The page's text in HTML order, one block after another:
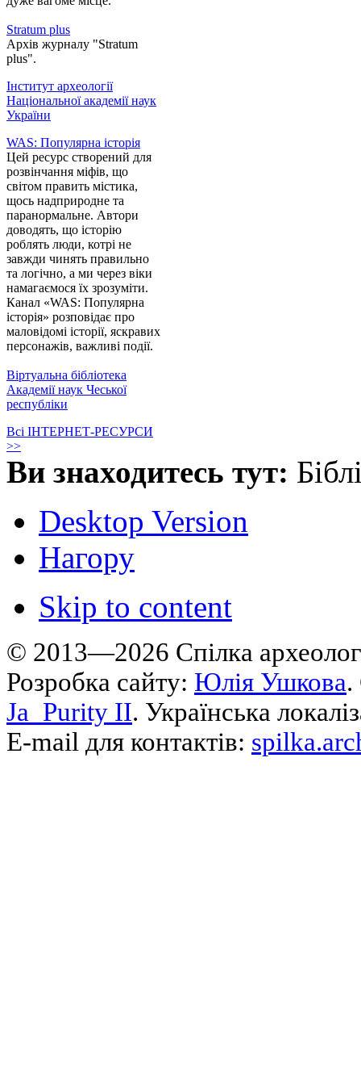
Stratum plus
Архів журналу "Stratum
plus".
Інститут археології
Національної академії наук
України
WAS: Популярна історія
Цей ресурс створений для
розвінчання міфів, що
світом править містика,
щось надприродне та
паранормальне. Автори
доводять, що історію
роблять люди, котрі не
завжди чинять правильно
та логічно, а ми через віки
намагаємося їх зрозуміти.
Канал «WAS: Популярна
історія» розповідає про
маловідомі історії, яскравих
персонажів, важливі події.
Віртуальна бібліотека
Академії наук Чеської
республіки
Всі ІНТЕРНЕТ-РЕСУРСИ
>>
Ви знаходитесь тут:
Desktop Version
Нагору
Skip to content
© 2013—2026 Cпілка
Розробка сайту: Юлія Ушкова.
Ja_Purity II. Українська
E-mail для контактів: